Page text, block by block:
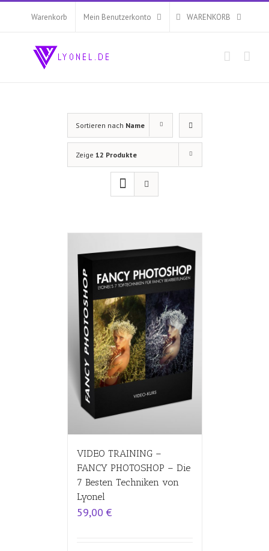
Zum
Warenkorb Mein Benutzerkonto WARENKORB
Sortieren nach Name
Zeige 12 Produkte
VIDEO TRAINING –
FANCY PHOTOSHOP – Die
7 Besten Techniken von
Lyonel
59,00 €